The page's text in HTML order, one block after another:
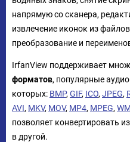
напрямую со сканера,
извлечение иконок из файлов
преобразование и
IrfanView поддерживает
форматов, популярные
которых: BMP, GIF, ICO, JPEG,
AVI, MKV, MOV, MP4, MPEG,
позволяет конвертировать
в другой.